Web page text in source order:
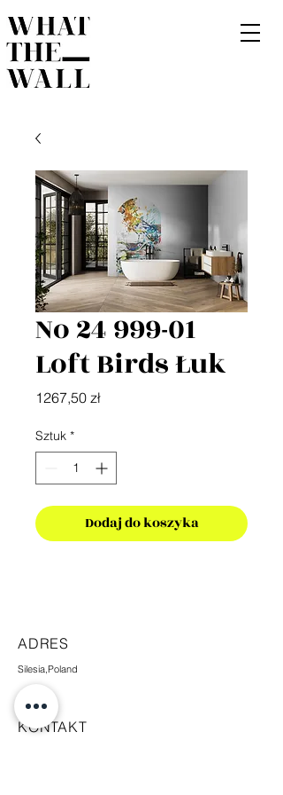
No 24 999-01
Loft Birds Łuk
1267,50 złCena
Sztuk *
Dodaj do koszyka
ADRES
Silesia,Poland
KONTAKT